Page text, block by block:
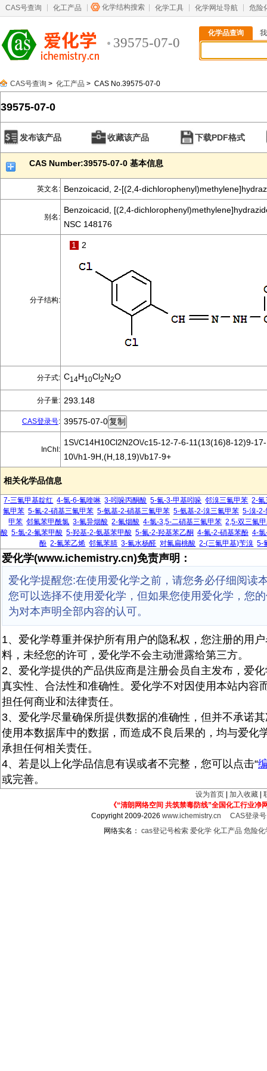
CAS号查询 化工产品 化学结构搜索 化学工具 化学网址导航 危险
39575-07-0
化学品查询
CAS号查询 > 化工产品 > CAS No.39575-07-0
39575-07-0
发布该产品 收藏该产品 下载PDF格式
CAS Number:39575-07-0 基本信息
英文名: Benzoicacid, 2-[(2,4-
别名:
Benzoicacid, [(2,4-
NSC 148176
分子结构:
1 2
分子式: C14H10Cl2N2O
分子量: 293.148
CAS登录号: 39575-07-0
InChI:
1S\/C14H10Cl2N2O\/c15-12-7-6-11(13(16)8-12)9-
10\/h1-9H,(H,18,19)\/b17-9+
相关化学品信息
7-三氟甲基靛红 4-氯-6-氟喹啉 3-吲哚丙酮酸 5-氟-3-甲基吲哚 邻溴三氟甲苯 2-氟
氟甲苯 5-氟-2-硝基三氟甲苯 5-氨基-2-硝基三氟甲苯 5-氨基-2-溴三氟甲苯 5-溴-2-
甲苯 邻氟苯甲酰氯 3-氟异烟酸 2-氟烟酸 4-氯-3,5-二硝基三氟甲苯 2,5-双三氟
酸 5-氯-2-氟苯甲酸 5-羟基-2-氨基苯甲酸 5-氟-2-羟基苯乙酮 4-氟-2-硝基苯酚 4-
酚 2-氟苯乙烯 邻氟苯腈 3-氟水杨醛 对氟扁桃酸 2-(三氟甲基)苄溴 5-
爱化学(www.ichemistry.cn)免责声明：
爱化学提醒您:在使用爱化学之前，请您务必仔细阅读
您可以选择不使用爱化学，但如果您使用爱化学，您
为对本声明全部内容的认可。
1、爱化学尊重并保护所有用户的隐私权，您注册的用
料，未经您的许可，爱化学不会主动泄露给第三方。
2、爱化学提供的产品供应商是注册会员自主发布，爱
真实性、合法性和准确性。爱化学不对因使用本站内容
担任何商业和法律责任。
3、爱化学尽量确保所提供数据的准确性，但并不承诺
使用本数据库中的数据，而造成不良后果的，均与爱化
承担任何相关责任。
4、若是以上化学品信息有误或者不完整，您可以点击“
或完善。
设为首页 加入收藏
《“清朗网络空间 共筑禁毒防线”全国化工行业净
Copyright 2009-2026www.ichemistry.cn
CAS登录
网络实名： cas登记号检索 爱化学 化工产品 危险化